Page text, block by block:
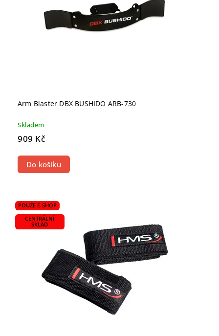
Arm Blaster DBX BUSHIDO ARB-730
Skladem
909 Kč
Do košíku
POUZE E-SHOP
CENTRÁLNÍ
SKLAD